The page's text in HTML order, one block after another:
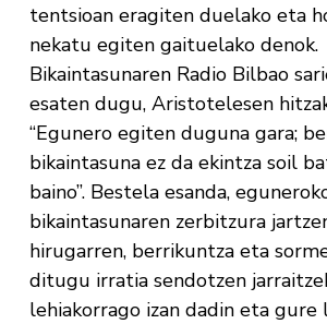
tentsioan eragiten duelako eta
nekatu egiten gaituelako denok.
Bikaintasunaren Radio Bilbao
esaten dugu, Aristotelesen
“Egunero egiten duguna gara;
bikaintasuna ez da ekintza soil
baino”. Bestela esanda,
bikaintasunaren zerbitzura
hirugarren, berrikuntza eta
ditugu irratia sendotzen
lehiakorrago izan dadin eta gure